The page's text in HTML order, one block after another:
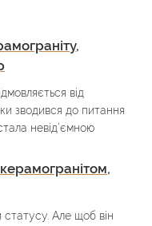
від
зводився до питання
невід’ємною
Але щоб він